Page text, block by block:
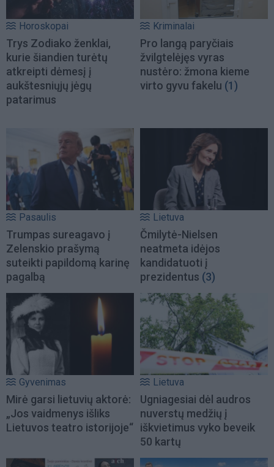
Horoskopai
Trys Zodiako ženklai,
kurie šiandien turėtų
atkreipti dėmesį į
aukštesniųjų jėgų
patarimus
Kriminalai
Pro langą paryčiais
žvilgtelėjęs vyras
nustėro: žmona kieme
virto gyvu fakelu (1)
Pasaulis
Trumpas sureagavo į
Zelenskio prašymą
suteikti papildomą karinę
pagalbą
Lietuva
Čmilytė-Nielsen
neatmeta idėjos
kandidatuoti į
prezidentus (3)
Gyvenimas
Mirė garsi lietuvių aktorė:
„Jos vaidmenys išliks
Lietuvos teatro istorijoje“
Lietuva
Ugniagesiai dėl audros
nuverstų medžių į
iškvietimus vyko beveik
50 kartų